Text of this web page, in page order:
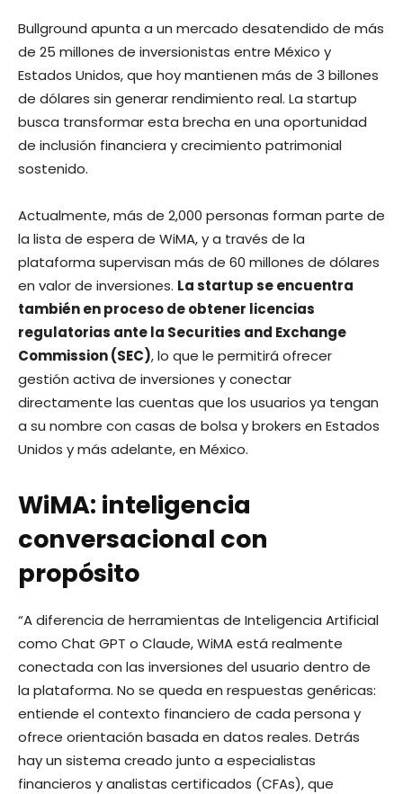
Bullground apunta a un mercado desatendido de más
de 25 millones de inversionistas entre México y
Estados Unidos, que hoy mantienen más de 3 billones
de dólares sin generar rendimiento real. La startup
busca transformar esta brecha en una oportunidad
de inclusión financiera y crecimiento patrimonial
sostenido.
Actualmente, más de 2,000 personas forman parte de
la lista de espera de WiMA, y a través de la
plataforma supervisan más de 60 millones de dólares
en valor de inversiones. La startup se encuentra
también en proceso de obtener licencias
regulatorias ante la Securities and Exchange
Commission (SEC), lo que le permitirá ofrecer
gestión activa de inversiones y conectar
directamente las cuentas que los usuarios ya tengan
a su nombre con casas de bolsa y brokers en Estados
Unidos y más adelante, en México.
WiMA: inteligencia
conversacional con
propósito
“A diferencia de herramientas de Inteligencia Artificial
como Chat GPT o Claude, WiMA está realmente
conectada con las inversiones del usuario dentro de
la plataforma. No se queda en respuestas genéricas:
entiende el contexto financiero de cada persona y
ofrece orientación basada en datos reales. Detrás
hay un sistema creado junto a especialistas
financieros y analistas certificados (CFAs), que